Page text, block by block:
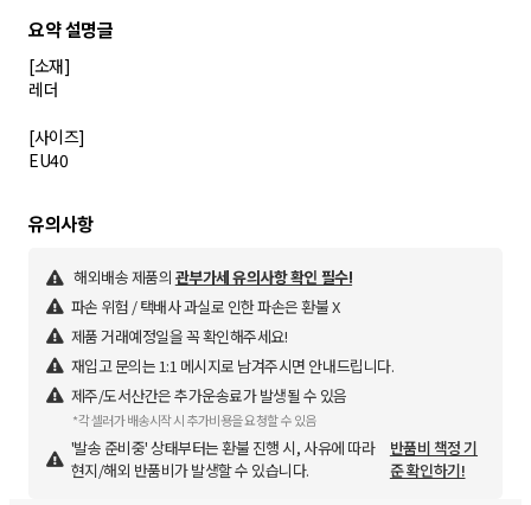
[소재]
레더
[사이즈]
EU40
유의사항
해외배송 제품의 관부가세 유의사항 확인 필수!
파손 위험 / 택배사 과실로 인한 파손은 환불 X
제품 거래예정일을 꼭 확인해주세요!
재입고 문의는 1:1 메시지로 남겨주시면 안내드립니다.
제주/도서산간은 추가운송료가 발생될 수 있음
*각 셀러가 배송시작 시 추가비용을 요청할 수 있음
'발송 준비중' 상태부터는 환불 진행 시, 사유에 따라
현지/해외 반품비가 발생할 수 있습니다.
반품비 책정 기
준 확인하기!